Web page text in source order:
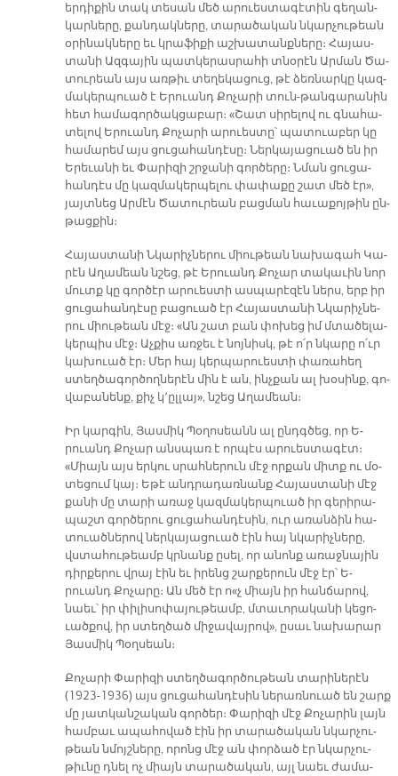
եր­դի­քին տակ տե­սան մեծ ա­րուես­տա­գէ­տին գե­ղան­
կար­նե­րը, քան­դակ­նե­րը, տա­րա­ծա­կան նկար­չու­թեան
օ­րի­նակ­նե­րը եւ կրա­ֆի­քի աշ­խա­տանք­նե­րը։ Հա­յաս­
տա­նի Ազ­գա­յին պատ­կե­րաս­րա­հի տնօ­րէն Ար­ման Ծա­
տու­րեան այս առ­թիւ տե­ղե­կա­ցուց, թէ ձեռ­նար­կը կազ­
մա­կեր­պուած է Ե­րուանդ Քո­չա­րի տուն-թան­գա­րա­նին
հետ հա­մա­գոր­ծակ­ցա­բար։ «Շատ սի­րե­լով ու գնա­հա­
տե­լով Ե­րուանդ Քո­չա­րի ա­րուես­տը՝ պա­տուա­բեր կը
հա­մա­րեմ այս ցու­ցա­հան­դէ­սը։ Ներ­կա­յա­ցուած են իր
Ե­րե­ւա­նի եւ Փա­րի­զի շրջա­նի գոր­ծե­րը։ Նման ցու­ցա­
հան­դէս մը կազ­մա­կեր­պե­լու փա­փա­քը շատ մեծ էր»,
յայտ­նեց Ար­մէն Ծա­տու­րեան բաց­ման հա­ւա­քոյ­թին ըն­
թաց­քին։
Հա­յաս­տա­նի Նկա­րիչ­նե­րու միու­թեան նա­խա­գահ Կա­
րէն Ա­ղա­մեան նշեց, թէ Ե­րուանդ Քո­չար տա­կա­ւին նոր
մուտք կը գոր­ծէր ա­րուես­տի աս­պա­րէ­զէն ներս, երբ իր
ցու­ցա­հան­դէ­սը բա­ցուած էր Հա­յաս­տա­նի Նկա­րիչ­նե­
րու միու­թեան մէջ։ «Ան շատ բան փո­խեց իմ մտա­ծե­լա­
կեր­պիս մէջ։ Աչ­քիս առ­ջեւ է նոյ­նիսկ, թէ ո՛ր նկա­րը ո՛ւր
կա­խուած էր։ Մեր հայ կեր­պա­րուես­տի փա­ռա­հեղ
ստեղ­ծա­գոր­ծող­նե­րէն մին է ան, ինչ­քան ալ խօ­սինք, գո­
վա­բա­նենք, քիչ կ՚ըլ­լայ», նշեց Ա­ղա­մեան։
Իր կար­գին, Յաս­միկ Պօ­ղո­սեանն ալ ընդգ­ծեց, որ Ե­
րուանդ Քո­չար անս­պառ է որ­պէս ա­րուես­տա­գէտ։
«Միայն այս եր­կու սրահ­նե­րուն մէջ որ­քան միտք ու մօ­
տե­ցում կայ։ Ե­թէ անդ­րա­դառ­նանք Հա­յաս­տա­նի մէջ
քա­նի մը տա­րի ա­ռաջ կազ­մա­կեր­պուած իր գե­րի­րա­
պաշտ գոր­ծե­րու ցու­ցա­հան­դէ­սին, ուր ա­ռան­ձին հա­
տուած­նե­րով ներ­կա­յա­ցուած էին հայ նկա­րիչ­նե­րը,
վստա­հու­թեամբ կրնանք ը­սել, որ ա­նոնք ա­ռաջ­նա­յին
դիր­քե­րու վրայ էին եւ ի­րենց շար­քե­րուն մէջ էր՝ Ե­
րուանդ Քո­չա­րը։ Ան մեծ էր ո«չ միայն իր հան­ճա­րով,
նաեւ՝ իր փի­լի­սո­փա­յու­թեամբ, մտա­ւո­րա­կա­նի կե­ցո­
ւած­քով, իր ստեղ­ծած մի­ջա­վայ­րով», ը­սաւ նա­խա­րա­ր
Յասմիկ Պօղսեան։
Քո­չա­րի Փա­րի­զի ստեղ­ծա­գոր­ծու­թեան տա­րի­նե­րէն
(1923-1936) այս ցու­ցա­հան­դէ­սին նե­րառ­նուած են շարք
մը յատ­կան­շա­կան գոր­ծեր։ Փա­րի­զի մէջ Քո­չա­րին լայն
համ­բաւ ա­պա­հո­ված էին իր տա­րա­ծա­կան նկար­չու­
թեան նմոյշ­նե­րը, ո­րոնց մէջ ան փոր­ձած էր նկար­չու­
թիւ­նը դնել ոչ միայն տա­րա­ծա­կան, այլ նաեւ ժա­մա­